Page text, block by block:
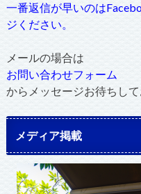
一番返信が早いのは
ジください。
メールの場合は
お問い合わせフォーム
からメッセージお待ちして
メディア掲載